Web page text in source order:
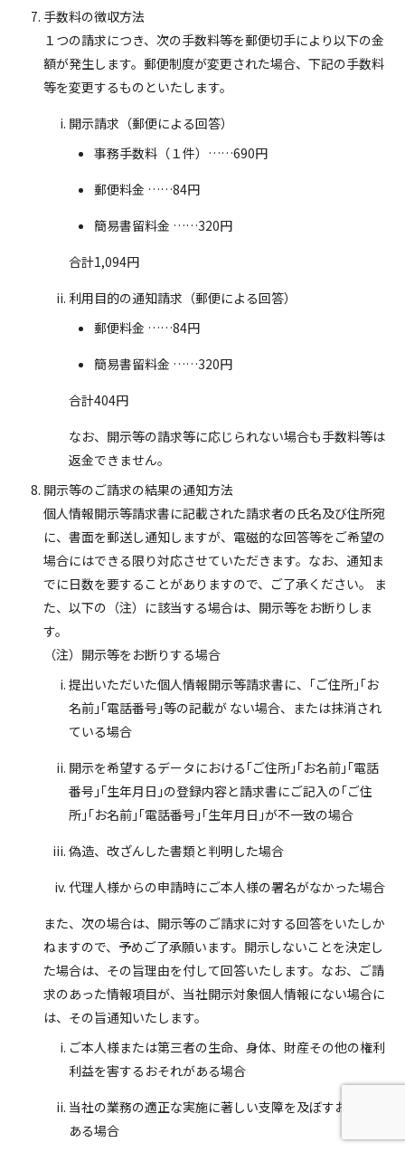
手数料の徴収方法
１つの請求につき、次の手数料等を郵便切手により以下の金
額が発生します。郵便制度が変更された場合、下記の手数料
等を変更するものといたします。
開示請求（郵便による回答）
事務手数料（１件）……690円
郵便料金 ……84円
簡易書留料金 ……320円
合計1,094円
利用目的の通知請求（郵便による回答）
郵便料金 ……84円
簡易書留料金 ……320円
合計404円
なお、開示等の請求等に応じられない場合も手数料等は
返金できません。
開示等のご請求の結果の通知方法
個人情報開示等請求書に記載された請求者の氏名及び住所宛
に、書面を郵送し通知しますが、電磁的な回答等をご希望の
場合にはできる限り対応させていただきます。なお、通知ま
でに日数を要することがありますので、ご了承ください。 ま
た、以下の（注）に該当する場合は、開示等をお断りしま
す。
（注）開示等をお断りする場合
提出いただいた個人情報開示等請求書に、｢ご住所｣｢お
名前｣｢電話番号｣等の記載が ない場合、または抹消され
ている場合
開示を希望するデータにおける｢ご住所｣｢お名前｣｢電話
番号｣｢生年月日｣の登録内容と請求書にご記入の｢ご住
所｣｢お名前｣｢電話番号｣｢生年月日｣が不一致の場合
偽造、改ざんした書類と判明した場合
代理人様からの申請時にご本人様の署名がなかった場合
また、次の場合は、開示等のご請求に対する回答をいたしか
ねますので、予めご了承願います。開示しないことを決定し
た場合は、その旨理由を付して回答いたします。なお、ご請
求のあった情報項目が、当社開示対象個人情報にない場合に
は、その旨通知いたします。
ご本人様または第三者の生命、身体、財産その他の権利
利益を害するおそれがある場合
当社の業務の適正な実施に著しい支障を及ぼすおそれが
ある場合